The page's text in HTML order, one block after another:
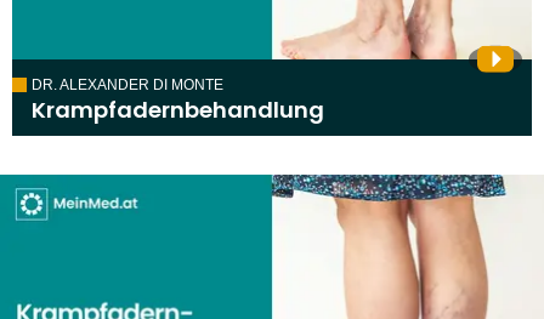
DR. ALEXANDER DI MONTE
Krampfadernbehandlung